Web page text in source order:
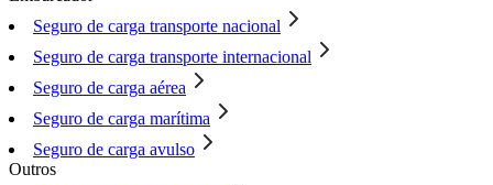
Seguro de carga transporte nacional
Seguro de carga transporte internacional
Seguro de carga aérea
Seguro de carga marítima
Seguro de carga avulso
Outros